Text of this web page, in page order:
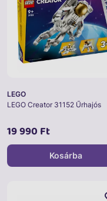
LEGO
LEGO Creator 31152 Űrhajós
19 990 Ft
Kosárba